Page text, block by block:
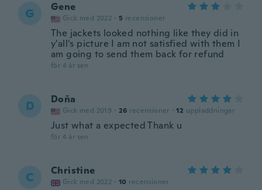
G Gene
Gick med 2022 · 5 recensioner
The jackets looked nothing like they did in
y'all's picture I am not satisfied with them I
am going to send them back for refund
för 4 år sen
D Doña
Gick med 2019 · 26 recensioner · 12 uppladdningar
Just what a expected Thank u
för 4 år sen
C Christine
Gick med 2022 · 10 recensioner